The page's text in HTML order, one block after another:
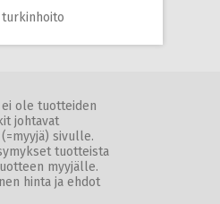
turkinhoito
ole tuotteiden
johtavat
sivulle.
tuotteista
myyjälle.
hinta ja ehdot